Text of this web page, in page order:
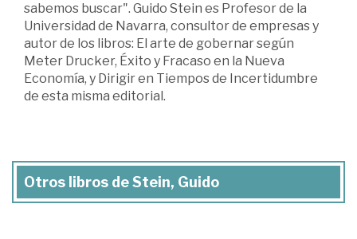
sabemos buscar". Guido Stein es Profesor de la
Universidad de Navarra, consultor de empresas y
autor de los libros: El arte de gobernar según
Meter Drucker, Éxito y Fracaso en la Nueva
Economía, y Dirigir en Tiempos de Incertidumbre
de esta misma editorial.
Otros libros de Stein, Guido